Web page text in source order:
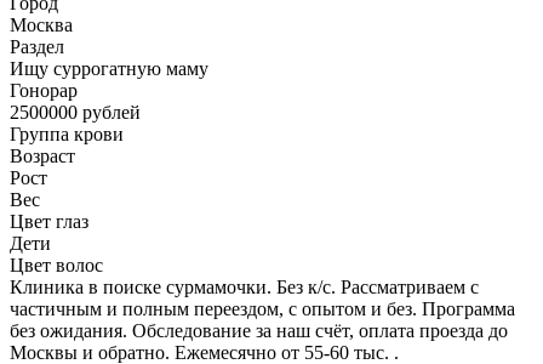
Москва
Раздел
Ищу суррогатную маму
Гонoрар
2500000 рублей
Группа крови
Возраст
Рост
Вес
Цвет глаз
Дети
Цвет волос
Клиника в поиске сурмамочки. Без к/с. Рассматриваем с
частичным и полным переездом, с опытом и без. Программа
без ожидания. Обследование за наш счёт, оплата проезда до
Москвы и обратно. Ежемесячно от 55-60 тыс. .